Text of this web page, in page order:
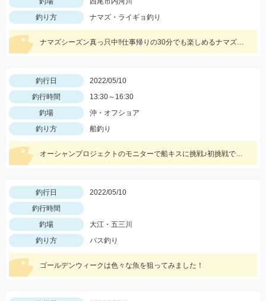
釣り方
ナマズ・ライギョ釣り
ナマズシーズン真っ只中‼仕事帰りの30分でも楽しめるナマズゲーム♪
釣行日
2022/05/10
釣行時間
13:30～16:30
釣場
沖・オフショア
釣り方
船釣り
オーシャンプロジェクトのモニターで船キスに挑戦♪初挑戦でもしっかりキャッチできました。
釣行日
2022/05/10
釣行時間
釣場
大江・五三川
釣り方
バス釣り
ゴールデンウィークは色々な魚を狙ってみました！